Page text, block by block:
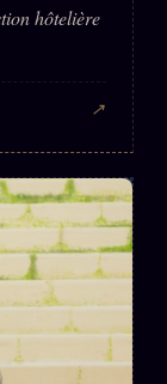
hôtelière
↗